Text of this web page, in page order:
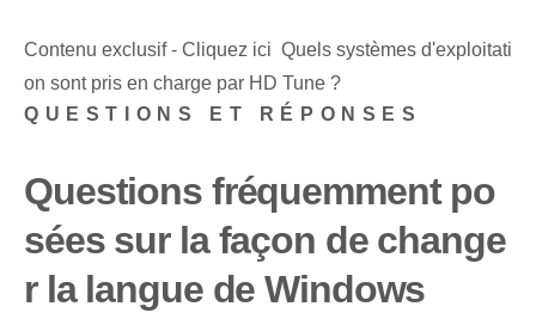
Contenu exclusif - Cliquez ici Quels systèmes d'exploitati
on sont pris en charge par HD Tune ?
QUESTIONS ET RÉPONSES
Questions fréquemment po
sées sur la façon de change
r la langue de Windows